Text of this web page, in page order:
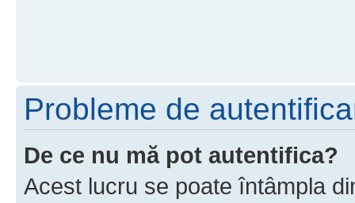
Probleme de
De ce nu mă pot autentifica?
Acest lucru se poate întâmpla